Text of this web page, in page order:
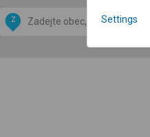
Z
by
OpenStreetMap
Settings